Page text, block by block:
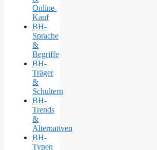
Online-
Kauf
BH-
Sprache
&
Begriffe
BH-
Träger
&
Schultern
BH-
Trends
&
Alternativen
BH-
Typen